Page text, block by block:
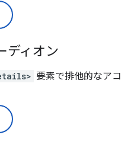
ディオン
要素で排他的なアコ